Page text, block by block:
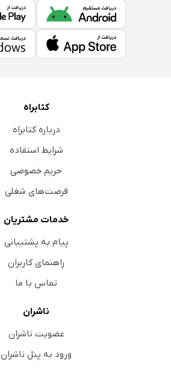
کتابراه
درباره کتابراه
شرایط استفاده
حریم خصوصی
فرصت‌های شغلی
خدمات مشتریان
پیام به پشتیبانی
راهنمای کاربران
تماس با ما
ناشران
عضویت ناشران
ورود به پنل ناشران